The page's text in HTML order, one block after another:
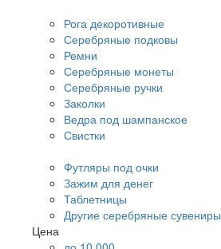
Рога декоротивные
Серебряные подковы
Ремни
Серебряные монеты
Серебряные ручки
Заколки
Ведра под шампанское
Свистки
Футляры под очки
Зажим для денег
Таблетницы
Другие серебряные сувениры
Цена